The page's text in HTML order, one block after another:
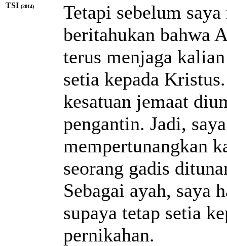
TSI (2014)
Tetapi sebelum
beritahukan bahwa
terus menjaga
setia kepada
kesatuan jemaat
pengantin. Jadi,
mempertunangkan
seorang gadis
Sebagai ayah, saya
supaya tetap setia
pernikahan.